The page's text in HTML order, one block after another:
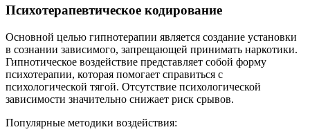
Психотерапевтическое кодирование
Основной целью гипнотерапии является создание установки
в сознании зависимого, запрещающей принимать наркотики.
Гипнотическое воздействие представляет собой форму
психотерапии, которая помогает справиться с
психологической тягой. Отсутствие психологической
зависимости значительно снижает риск срывов.
Популярные методики воздействия: